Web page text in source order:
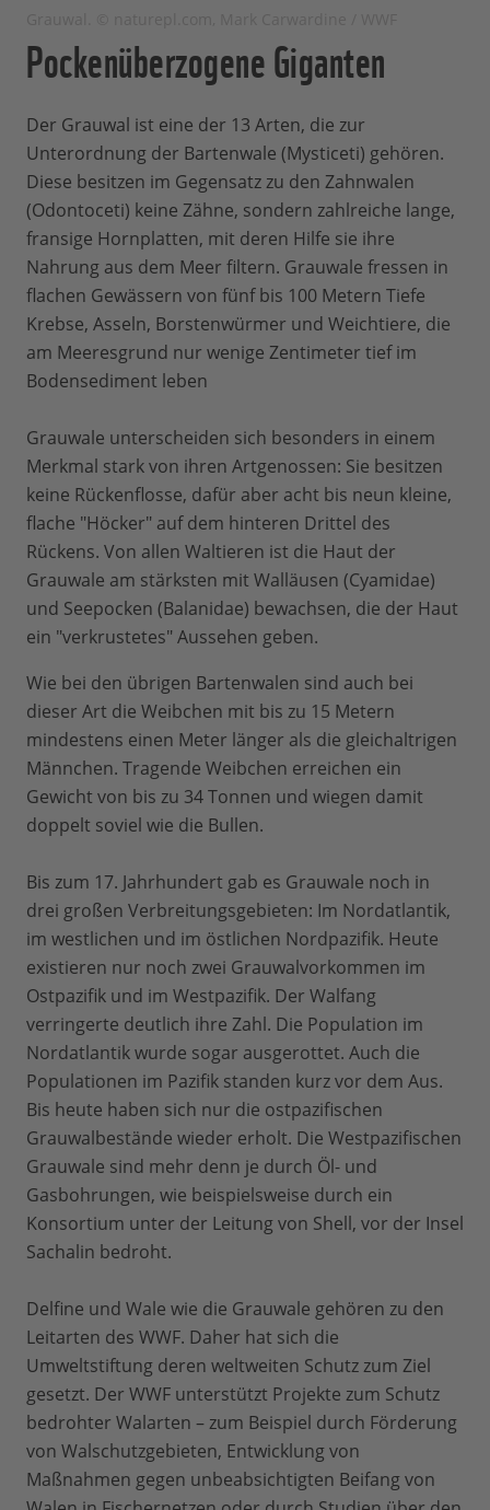
Pockenüberzogene Giganten
Der Grauwal ist eine der 13 Arten, die zur
Unterordnung der Bartenwale (Mysticeti) gehören.
Diese besitzen im Gegensatz zu den Zahnwalen
(Odontoceti) keine Zähne, sondern zahlreiche lange,
fransige Hornplatten, mit deren Hilfe sie ihre
Nahrung aus dem Meer filtern. Grauwale fressen in
flachen Gewässern von fünf bis 100 Metern Tiefe
Krebse, Asseln, Borstenwürmer und Weichtiere, die
am Meeresgrund nur wenige Zentimeter tief im
Bodensediment leben
Grauwale unterscheiden sich besonders in einem
Merkmal stark von ihren Artgenossen: Sie besitzen
keine Rückenflosse, dafür aber acht bis neun kleine,
flache "Höcker" auf dem hinteren Drittel des
Rückens. Von allen Waltieren ist die Haut der
Grauwale am stärksten mit Walläusen (Cyamidae)
und Seepocken (Balanidae) bewachsen, die der Haut
ein "verkrustetes" Aussehen geben.
Wie bei den übrigen Bartenwalen sind auch bei
dieser Art die Weibchen mit bis zu 15 Metern
mindestens einen Meter länger als die gleichaltrigen
Männchen. Tragende Weibchen erreichen ein
Gewicht von bis zu 34 Tonnen und wiegen damit
doppelt soviel wie die Bullen.
Bis zum 17. Jahrhundert gab es Grauwale noch in
drei großen Verbreitungsgebieten: Im Nordatlantik,
im westlichen und im östlichen Nordpazifik. Heute
existieren nur noch zwei Grauwalvorkommen im
Ostpazifik und im Westpazifik. Der Walfang
verringerte deutlich ihre Zahl. Die Population im
Nordatlantik wurde sogar ausgerottet. Auch die
Populationen im Pazifik standen kurz vor dem Aus.
Bis heute haben sich nur die ostpazifischen
Grauwalbestände wieder erholt. Die Westpazifischen
Grauwale sind mehr denn je durch Öl- und
Gasbohrungen, wie beispielsweise durch ein
Konsortium unter der Leitung von Shell, vor der Insel
Sachalin bedroht.
Delfine und Wale wie die Grauwale gehören zu den
Leitarten des WWF. Daher hat sich die
Umweltstiftung deren weltweiten Schutz zum Ziel
gesetzt. Der WWF unterstützt Projekte zum Schutz
bedrohter Walarten – zum Beispiel durch Förderung
von Walschutzgebieten, Entwicklung von
Maßnahmen gegen unbeabsichtigten Beifang von